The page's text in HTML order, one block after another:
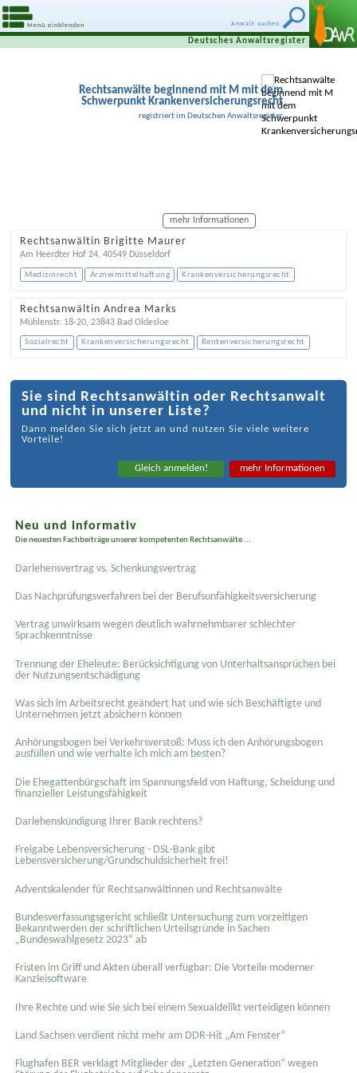
Anwalt suchen
Menü einblenden
Deutsches Anwaltsregister
Rechtsanwälte beginnend mit M mit dem
Schwerpunkt Krankenversicherungsrecht
registriert im Deutschen Anwaltsregister
mehr Informationen
Rechtsanwältin Brigitte Maurer
Am Heerdter Hof 24, 40549 Düsseldorf
Medizinrecht Arzneimittelhaftung Krankenversicherungsrecht
Rechtsanwältin Andrea Marks
Mühlenstr. 18-20, 23843 Bad Oldesloe
Sozialrecht Krankenversicherungsrecht Rentenversicherungsrecht
Sie sind Rechtsanwältin oder Rechtsanwalt
und nicht in unserer Liste?
Dann melden Sie sich jetzt an und nutzen Sie viele weitere
Vorteile!
Gleich anmelden! mehr Informationen
Neu und informativ
Die neuesten Fachbeiträge unserer kompetenten Rechtsanwälte ...
Darlehensvertrag vs. Schenkungsvertrag
Das Nachprüfungsverfahren bei der Berufsunfähigkeitsversicherung
Vertrag unwirksam wegen deutlich wahrnehmbarer schlechter
Sprachkenntnisse
Trennung der Eheleute: Berücksichtigung von Unterhaltsansprüchen bei
der Nutzungsentschädigung
Was sich im Arbeitsrecht geändert hat und wie sich Beschäftigte und
Unternehmen jetzt absichern können
Anhörungsbogen bei Verkehrsverstoß: Muss ich den Anhörungsbogen
ausfüllen und wie verhalte ich mich am besten?
Die Ehegattenbürgschaft im Spannungsfeld von Haftung, Scheidung und
finanzieller Leistungsfähigkeit
Darlehenskündigung Ihrer Bank rechtens?
Freigabe Lebensversicherung - DSL-Bank gibt
Lebensversicherung/Grundschuldsicherheit frei!
Adventskalender für Rechtsanwältinnen und Rechtsanwälte
Bundesverfassungsgericht schließt Untersuchung zum vorzeitigen
Bekanntwerden der schriftlichen Urteilsgründe in Sachen
„Bundeswahlgesetz 2023“ ab
Fristen im Griff und Akten überall verfügbar: Die Vorteile moderner
Kanzleisoftware
Ihre Rechte und wie Sie sich bei einem Sexual­delikt verteidigen können
Land Sachsen verdient nicht mehr am DDR-Hit „Am Fenster“
Flughafen BER verklagt Mitglieder der „Letzten Generation“ wegen